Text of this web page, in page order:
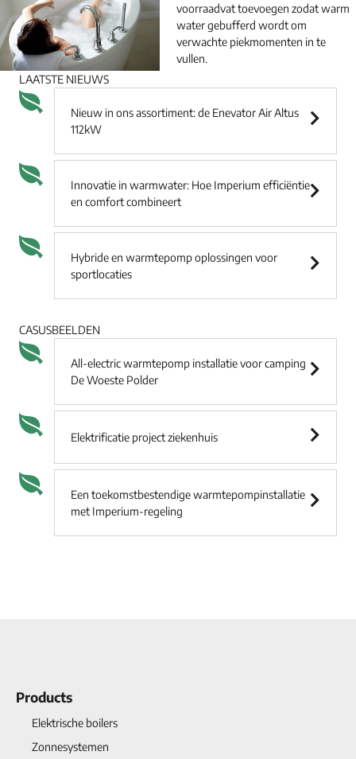
voorraadvat toevoegen zodat warm
water gebufferd wordt om
verwachte piekmomenten in te
vullen.
LAATSTE NIEUWS
Nieuw in ons assortiment: de Enevator Air Altus
112kW
Innovatie in warmwater: Hoe Imperium efficiëntie
en comfort combineert
Hybride en warmtepomp oplossingen voor
sportlocaties
CASUSBEELDEN
All-electric warmtepomp installatie voor camping
De Woeste Polder
Elektrificatie project ziekenhuis
Een toekomstbestendige warmtepompinstallatie
met Imperium-regeling
Products
Elektrische boilers
Zonnesystemen